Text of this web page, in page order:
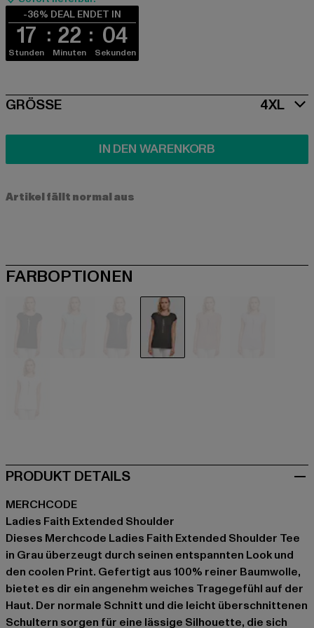
-36% DEAL ENDET IN
17
Stunden
22
Minuten
04
Sekunden
SIZE
GRÖSSE 4XL
IN DEN WARENKORB
Artikel fällt normal aus
FARBOPTIONEN
PRODUKT DETAILS
MERCHCODE
Ladies Faith Extended Shoulder
Dieses Merchcode Ladies Faith Extended Shoulder Tee
in Grau überzeugt durch seinen entspannten Look und
den coolen Print. Gefertigt aus 100% reiner Baumwolle,
bietet es dir ein angenehm weiches Tragegefühl auf der
Haut. Der normale Schnitt und die leicht überschnittenen
Schultern sorgen für eine lässige Silhouette, die sich